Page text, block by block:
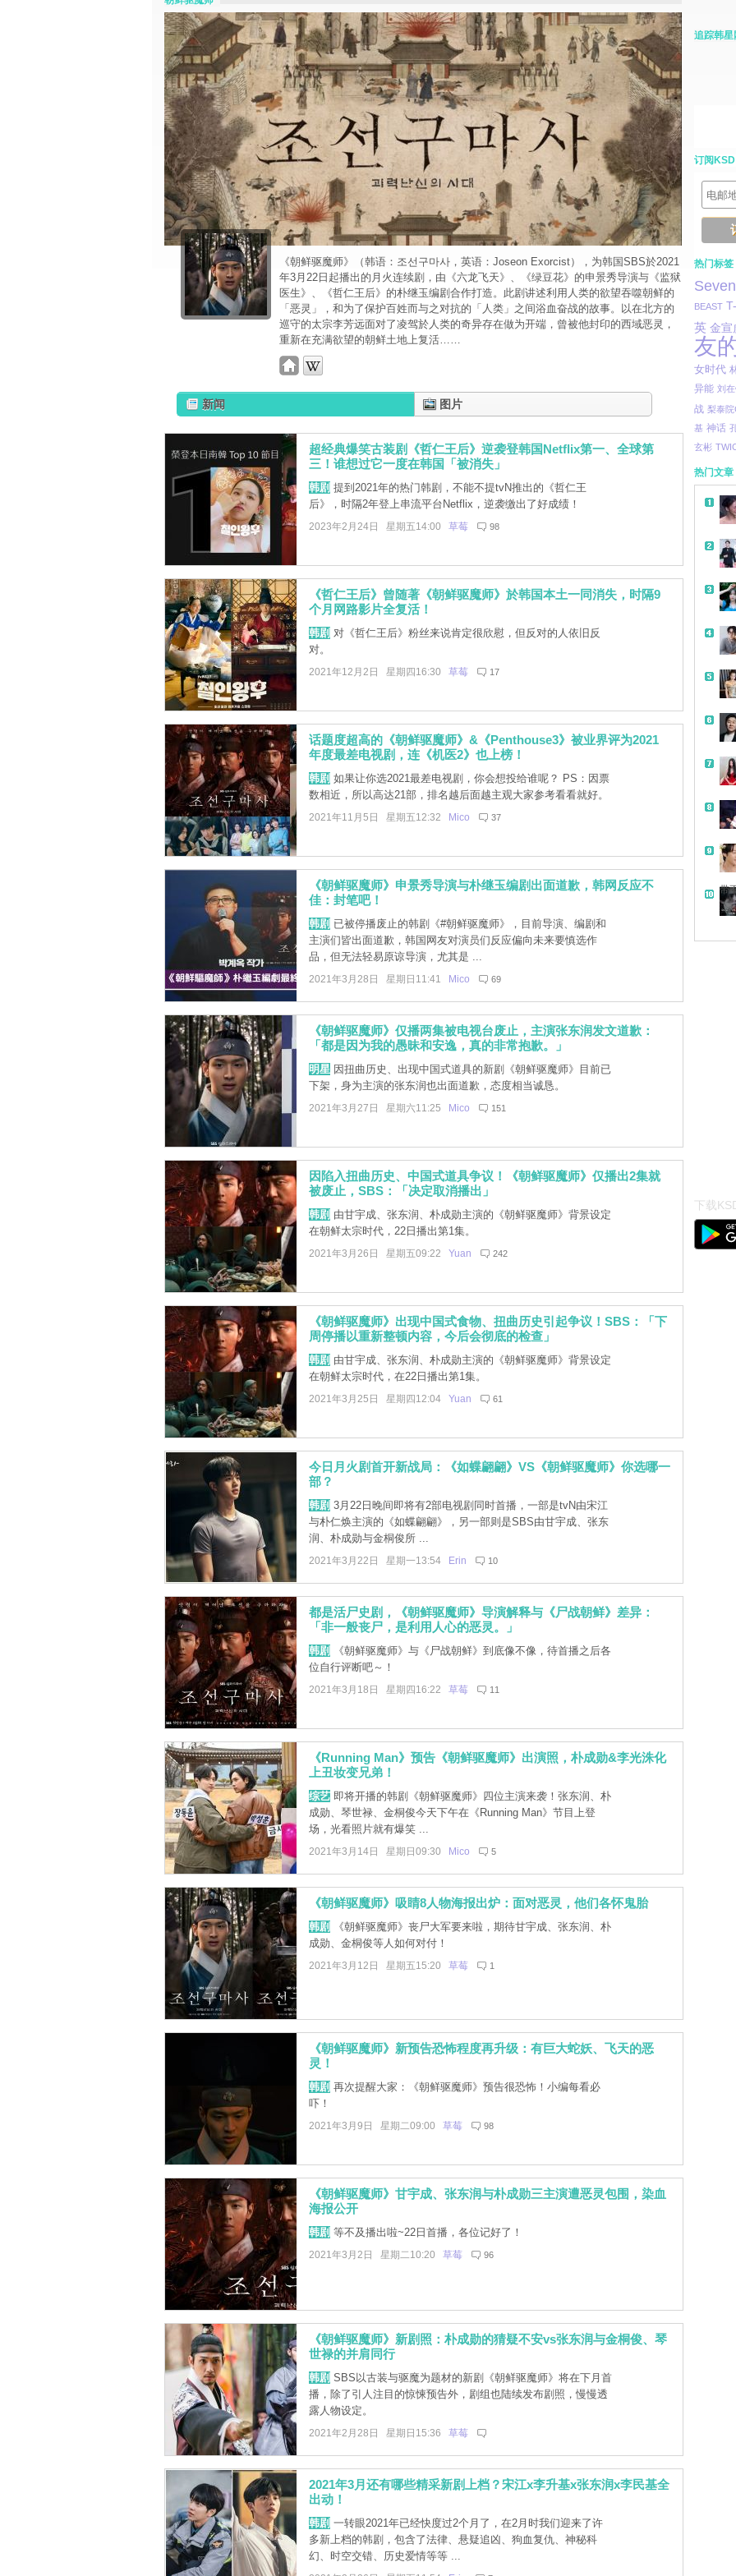
《朝鲜驱魔师》（韩语：조선구마사，英语：Joseon Exorcist），为韩国SBS於2021
年3月22日起播出的月火连续剧，由《六龙飞天》、《绿豆花》的申景秀导演与《监狱
医生》、《哲仁王后》的朴继玉编剧合作打造。此剧讲述利用人类的欲望吞噬朝鲜的
「恶灵」，和为了保护百姓而与之对抗的「人类」之间浴血奋战的故事。以在北方的
巡守的太宗李芳远面对了凌驾於人类的奇异存在做为开端，曾被他封印的西域恶灵，
重新在充满欲望的朝鲜土地上复活……
新闻 图片
超经典爆笑古装剧《哲仁王后》逆袭登韩国Netflix第一、全球第
三！谁想过它一度在韩国「被消失」
韩剧 提到2021年的热门韩剧，不能不提tvN推出的《哲仁王
后》，时隔2年登上串流平台Netflix，逆袭缴出了好成绩！
2023年2月24日 星期五14:00 草莓 98
《哲仁王后》曾随著《朝鲜驱魔师》於韩国本土一同消失，时隔9
个月网路影片全复活！
韩剧 对《哲仁王后》粉丝来说肯定很欣慰，但反对的人依旧反
对。
2021年12月2日 星期四16:30 草莓 17
话题度超高的《朝鲜驱魔师》&《Penthouse3》被业界评为2021
年度最差电视剧，连《机医2》也上榜！
韩剧 如果让你选2021最差电视剧，你会想投给谁呢？ PS：因票
数相近，所以高达21部，排名越后面越主观大家参考看看就好。
2021年11月5日 星期五12:32 Mico 37
《朝鲜驱魔师》申景秀导演与朴继玉编剧出面道歉，韩网反应不
佳：封笔吧！
韩剧 已被停播废止的韩剧《#朝鲜驱魔师》，目前导演、编剧和
主演们皆出面道歉，韩国网友对演员们反应偏向未来要慎选作
品，但无法轻易原谅导演，尤其是 ...
2021年3月28日 星期日11:41 Mico 69
《朝鲜驱魔师》仅播两集被电视台废止，主演张东润发文道歉：
「都是因为我的愚昧和安逸，真的非常抱歉。」
明星因扭曲历史、出现中国式道具的新剧《朝鲜驱魔师》目前已
下架，身为主演的张东润也出面道歉，态度相当诚恳。
2021年3月27日 星期六11:25 Mico 151
因陷入扭曲历史、中国式道具争议！《朝鲜驱魔师》仅播出2集就
被废止，SBS：「决定取消播出」
韩剧 由甘宇成、张东润、朴成勋主演的《朝鲜驱魔师》背景设定
在朝鲜太宗时代，22日播出第1集。
2021年3月26日 星期五09:22 Yuan 242
《朝鲜驱魔师》出现中国式食物、扭曲历史引起争议！SBS：「下
周停播以重新整顿内容，今后会彻底的检查」
韩剧 由甘宇成、张东润、朴成勋主演的《朝鲜驱魔师》背景设定
在朝鲜太宗时代，在22日播出第1集。
2021年3月25日 星期四12:04 Yuan 61
今日月火剧首开新战局：《如蝶翩翩》VS《朝鲜驱魔师》你选哪一
部？
韩剧 3月22日晚间即将有2部电视剧同时首播，一部是tvN由宋江
与朴仁焕主演的《如蝶翩翩》，另一部则是SBS由甘宇成、张东
润、朴成勋与金桐俊所 ...
2021年3月22日 星期一13:54 Erin 10
都是活尸史剧，《朝鲜驱魔师》导演解释与《尸战朝鲜》差异：
「非一般丧尸，是利用人心的恶灵。」
韩剧 《朝鲜驱魔师》与《尸战朝鲜》到底像不像，待首播之后各
位自行评断吧～！
2021年3月18日 星期四16:22 草莓 11
《Running Man》预告《朝鲜驱魔师》出演照，朴成勋&李光洙化
上丑妆变兄弟！
综艺即将开播的韩剧《朝鲜驱魔师》四位主演来袭！张东润、朴
成勋、琴世禄、金桐俊今天下午在《Running Man》节目上登
场，光看照片就有爆笑 ...
2021年3月14日 星期日09:30 Mico 5
《朝鲜驱魔师》吸睛8人物海报出炉：面对恶灵，他们各怀鬼胎
韩剧 《朝鲜驱魔师》丧尸大军要来啦，期待甘宇成、张东润、朴
成勋、金桐俊等人如何对付！
2021年3月12日 星期五15:20 草莓 1
《朝鲜驱魔师》新预告恐怖程度再升级：有巨大蛇妖、飞天的恶
灵！
韩剧 再次提醒大家：《朝鲜驱魔师》预告很恐怖！小编每看必
吓！
2021年3月9日 星期二09:00 草莓 98
《朝鲜驱魔师》甘宇成、张东润与朴成勋三主演遭恶灵包围，染血
海报公开
韩剧 等不及播出啦~22日首播，各位记好了！
2021年3月2日 星期二10:20 草莓 96
《朝鲜驱魔师》新剧照：朴成勋的猜疑不安vs张东润与金桐俊、琴
世禄的并肩同行
韩剧 SBS以古装与驱魔为题材的新剧《朝鲜驱魔师》将在下月首
播，除了引人注目的惊悚预告外，剧组也陆续发布剧照，慢慢透
露人物设定。
2021年2月28日 星期日15:36 草莓
2021年3月还有哪些精采新剧上档？宋江x李升基x张东润x李民基全
出动！
韩剧 一转眼2021年已经快度过2个月了，在2月时我们迎来了许
多新上档的韩剧，包含了法律、悬疑追凶、狗血复仇、神秘科
幻、时空交错、历史爱情等等 ...
追踪韩星
订阅KSD
热门标签
BEAST
英 金宣
友
女时代
异能 刘
战 梨泰院
基 神话
玄彬
热门文章
带
下载